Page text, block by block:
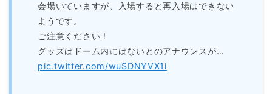
会場いていますが、入場すると再入場はできない
ようです。
ご注意ください！
グッズはドーム内にはないとのアナウンスが…
pic.twitter.com/wuSDNYVX1i